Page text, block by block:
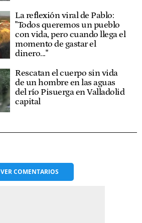
La reflexión viral de Pablo:
"Todos queremos un pueblo
con vida, pero cuando llega el
momento de gastar el
dinero..."
Rescatan el cuerpo sin vida
de un hombre en las aguas
del río Pisuerga en Valladolid
capital
VERCOMENTARIOS